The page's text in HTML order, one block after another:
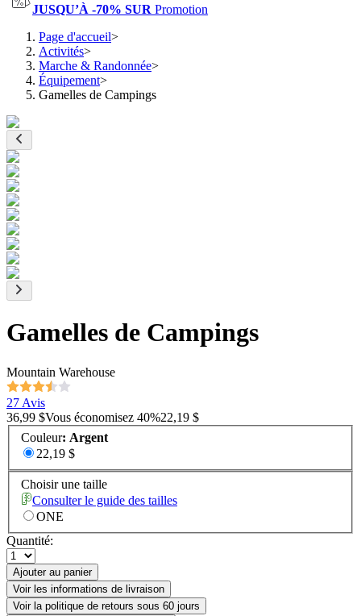
JUSQU’À -70% SUR Promotion
Page d'accueil>
Activités>
Marche & Randonnée>
Équipement>
Gamelles de Campings
Gamelles de Campings
Mountain Warehouse
27 Avis
36,99 $Vous économisez 40%22,19 $
Couleur: Argent
22,19 $
Choisir une taille
Consulter le guide des tailles
ONE
Quantité:
Ajouter au panier
Voir les informations de livraison
Voir la politique de retours sous 60 jours